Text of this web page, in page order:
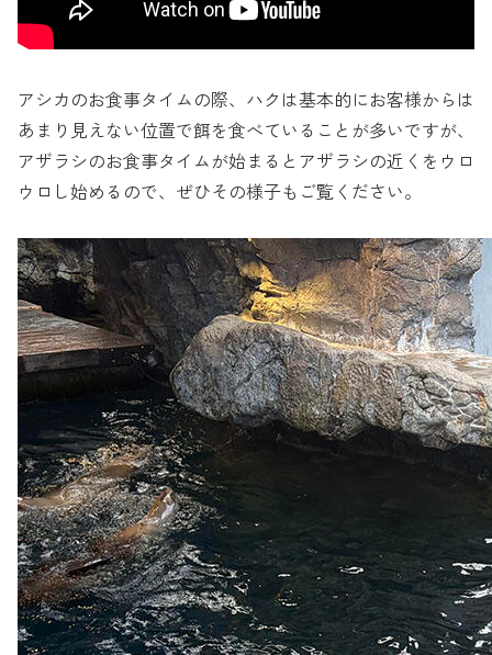
アシカのお食事タイムの際、ハクは基本的にお客様からは
あまり見えない位置で餌を食べていることが多いですが、
アザラシのお食事タイムが始まるとアザラシの近くをウロ
ウロし始めるので、ぜひその様子もご覧ください。